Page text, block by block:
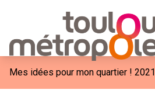
Mes idées pour mon quartier ! 2021